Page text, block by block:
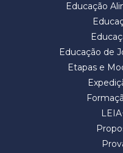
Educação
Educação de
Etapas e